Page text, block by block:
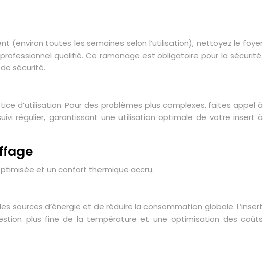
(environ toutes les semaines selon l’utilisation), nettoyez le foyer
qualifié. Ce ramonage est obligatoire pour la sécurité.
sécurité.
d’utilisation. Pour des problèmes plus complexes, faites appel à
régulier, garantissant une utilisation optimale de votre insert à
et un confort thermique accru.
sources d’énergie et de réduire la consommation globale. L’insert
plus fine de la température et une optimisation des coûts